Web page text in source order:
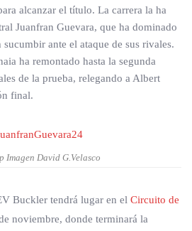
alcanzar el título. La carrera la ha
Juanfran Guevara, que ha dominado
ante el ataque de sus rivales.
ha remontado hasta la segunda
de la prueba, relegando a Albert
final.
Imagen David G.Velasco
Buckler tendrá lugar en el Circuito de
noviembre, donde terminará la